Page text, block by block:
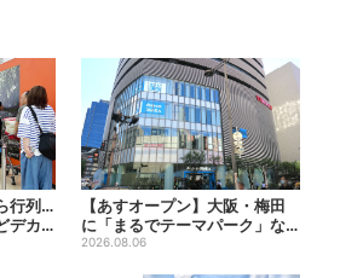
行列…
デカ
【あすオープン】大阪・梅田
に「まるでテーマパーク」な
巨大スポーツ店、461ブラン...
2026.08.06